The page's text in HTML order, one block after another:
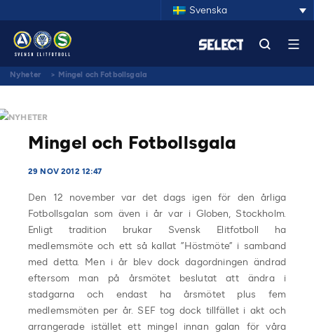
Svenska
Nyheter > Mingel och Fotbollsgala
NYHETER
Mingel och Fotbollsgala
29 NOV 2012 12:47
Den 12 november var det dags igen för den årliga
Fotbollsgalan som även i år var i Globen, Stockholm.
Enligt tradition brukar Svensk Elitfotboll ha
medlemsmöte och ett så kallat ”Höstmöte” i samband
med detta. Men i år blev dock dagordningen ändrad
eftersom man på årsmötet beslutat att ändra i
stadgarna och endast ha årsmötet plus fem
medlemsmöten per år. SEF tog dock tillfället i akt och
arrangerade istället ett mingel innan galan för våra